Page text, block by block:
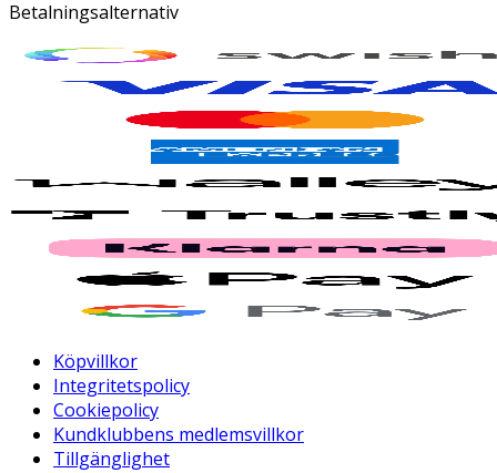
Betalningsalternativ
Köpvillkor
Integritetspolicy
Cookiepolicy
Kundklubbens medlemsvillkor
Tillgänglighet